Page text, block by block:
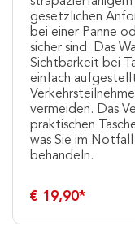
gesetzlichen
bei einer Panne
sicher sind. Das
Sichtbarkeit bei
einfach
vermeiden. Das
praktischen
was Sie im
behandeln.
€ 19,90*